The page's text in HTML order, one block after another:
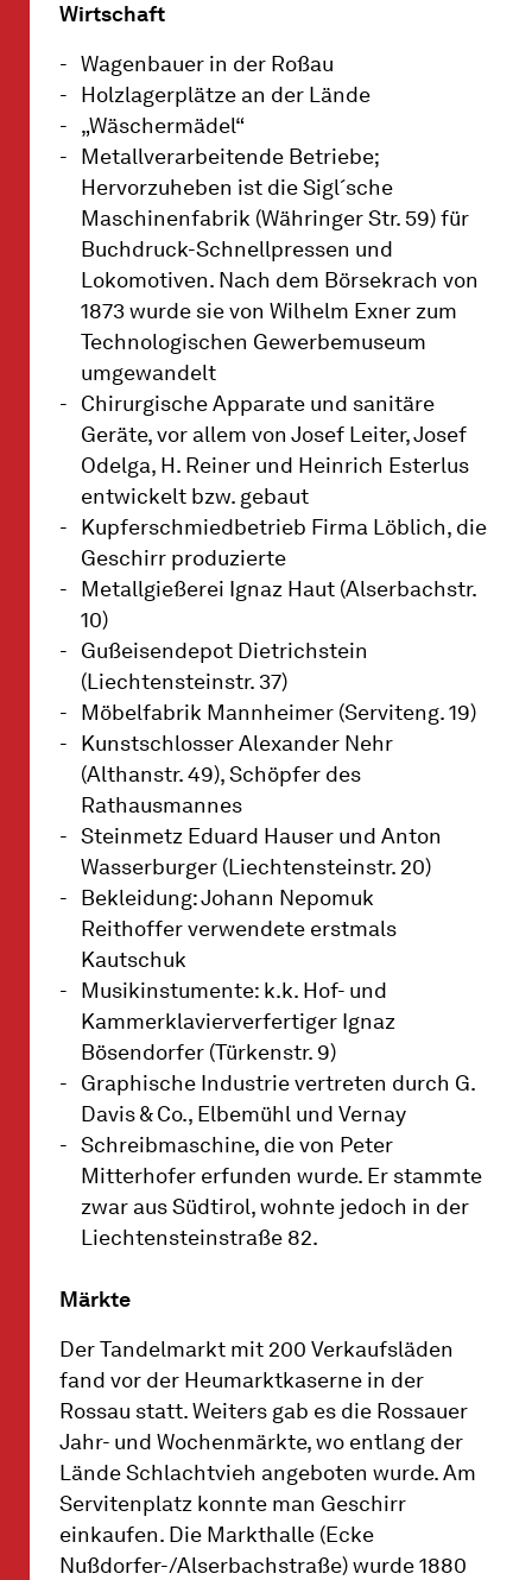
Wirtschaft
Wagenbauer in der Roßau
Holzlagerplätze an der Lände
„Wäschermädel“
Metallverarbeitende Betriebe;
Hervorzuheben ist die Sigl´sche
Maschinenfabrik (Währinger Str. 59) für
Buchdruck-Schnellpressen und
Lokomotiven. Nach dem Börsekrach von
1873 wurde sie von Wilhelm Exner zum
Technologischen Gewerbemuseum
umgewandelt
Chirurgische Apparate und sanitäre
Geräte, vor allem von Josef Leiter, Josef
Odelga, H. Reiner und Heinrich Esterlus
entwickelt bzw. gebaut
Kupferschmiedbetrieb Firma Löblich, die
Geschirr produzierte
Metallgießerei Ignaz Haut (Alserbachstr.
10)
Gußeisendepot Dietrichstein
(Liechtensteinstr. 37)
Möbelfabrik Mannheimer (Serviteng. 19)
Kunstschlosser Alexander Nehr
(Althanstr. 49), Schöpfer des
Rathausmannes
Steinmetz Eduard Hauser und Anton
Wasserburger (Liechtensteinstr. 20)
Bekleidung: Johann Nepomuk
Reithoffer verwendete erstmals
Kautschuk
Musikinstumente: k.k. Hof- und
Kammerklavierverfertiger Ignaz
Bösendorfer (Türkenstr. 9)
Graphische Industrie vertreten durch G.
Davis & Co., Elbemühl und Vernay
Schreibmaschine, die von Peter
Mitterhofer erfunden wurde. Er stammte
zwar aus Südtirol, wohnte jedoch in der
Liechtensteinstraße 82.
Märkte
Der Tandelmarkt mit 200 Verkaufsläden
fand vor der Heumarktkaserne in der
Rossau statt. Weiters gab es die Rossauer
Jahr- und Wochenmärkte, wo entlang der
Lände Schlachtvieh angeboten wurde. Am
Servitenplatz konnte man Geschirr
einkaufen. Die Markthalle (Ecke
Nußdorfer-/Alserbachstraße) wurde 1880